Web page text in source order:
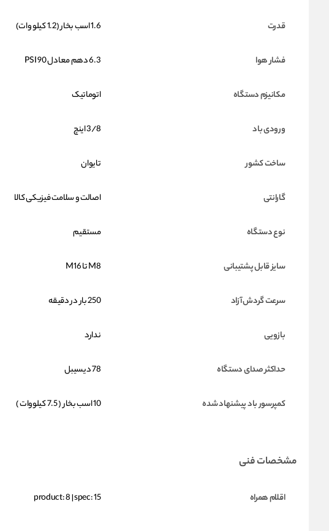
قدرت 1.6 اسب بخار (1.2 کیلو وات)
فشار هوا 6.3 دهم معادل 90 PSI
مکانیزم دستگاه اتوماتیک
ورودی باد 3/8 اینچ
ساخت کشور تایوان
گارانتی اصالت و سلامت فیزیکی کالا
نوع دستگاه مستقیم
سایز قابل پشتیبانی M8 تا M16
سرعت گردش آزاد 250 بار در دقیقه
بازویی ندارد
حداکثر صدای دستگاه 78 دیسیبل
کمپرسور باد پیشنهاد شده 10 اسب بخار ( 7.5 کیلووات )
مشخصات فنی
اقلام همراه product: 8 | spec: 15